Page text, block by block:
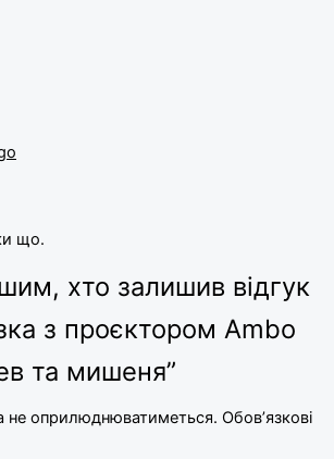
що.
хто залишив відгук
з проєктором Ambo
та мишеня”
не оприлюднюватиметься. Обов’язкові